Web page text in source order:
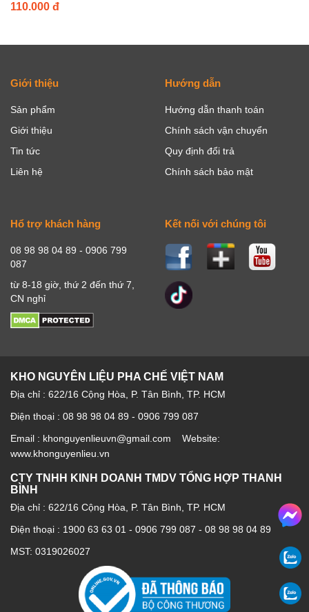
110.000 đ
Giới thiệu
Sản phẩm
Giới thiệu
Tin tức
Liên hệ
Hướng dẫn
Hướng dẫn thanh toán
Chính sách vận chuyển
Quy định đổi trả
Chính sách bảo mật
Hổ trợ khách hàng
08 98 98 04 89 - 0906 799
087
từ 8-18 giờ, thứ 2 đến thứ 7,
CN nghỉ
Kết nối với chúng tôi
KHO NGUYÊN LIỆU PHA CHẾ VIỆT NAM
Địa chỉ : 622/16 Cộng Hòa, P. Tân Bình, TP. HCM
Điện thoại : 08 98 98 04 89 - 0906 799 087
Email : khonguyenlieuvn@gmail.com Website:
www.khonguyenlieu.vn
CTY TNHH KINH DOANH TMDV TỔNG HỢP THANH
BÌNH
Địa chỉ : 622/16 Cộng Hòa, P. Tân Bình, TP. HCM
Điện thoại : 1900 63 63 01 - 0906 799 087 - 08 98 98 04 89
MST: 0319026027